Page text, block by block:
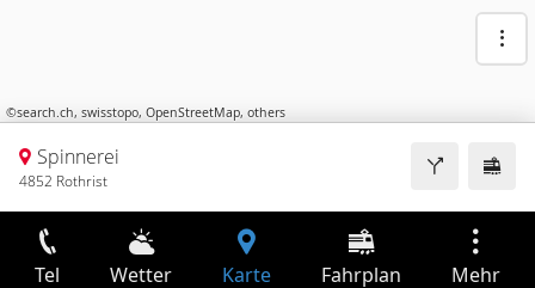
©search.ch, swisstopo, OpenStreetMap, others
Spinnerei
4852 Rothrist
Tel Wetter Karte Fahrplan Mehr